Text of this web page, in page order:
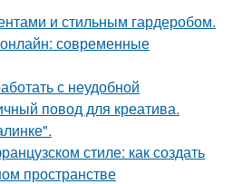
и стильным гардеробом.
современные
с неудобной
повод для креатива.
стиле: как создать
пространстве